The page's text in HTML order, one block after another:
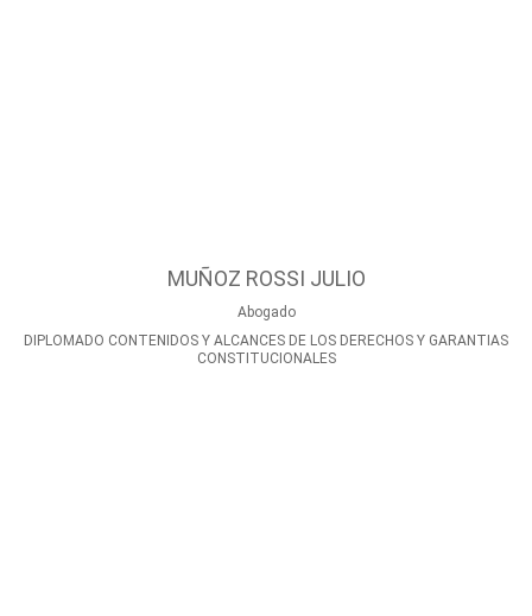
MUÑOZ ROSSI JULIO
Abogado
DIPLOMADO CONTENIDOS Y ALCANCES DE LOS DERECHOS Y GARANTIAS
CONSTITUCIONALES